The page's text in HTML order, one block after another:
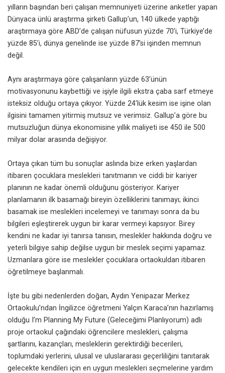
yılların başından beri çalışan memnuniyeti üzerine anketler yapan
Dünyaca ünlü araştırma şirketi Gallup’un, 140 ülkede yaptığı
araştırmaya göre ABD’de çalışan nüfusun yüzde 70’i, Türkiye’de
yüzde 85’i, dünya genelinde ise yüzde 87’si işinden memnun
değil.
Aynı araştırmaya göre çalışanların yüzde 63’ünün
motivasyonunu kaybettiği ve işiyle ilgili ekstra çaba sarf etmeye
isteksiz olduğu ortaya çıkıyor. Yüzde 24’lük kesim ise işine olan
ilgisini tamamen yitirmiş mutsuz ve verimsiz. Gallup’a göre bu
mutsuzluğun dünya ekonomisine yıllık maliyeti ise 450 ile 500
milyar dolar arasında değişiyor.
Ortaya çıkan tüm bu sonuçlar aslında bize erken yaşlardan
itibaren çocuklara meslekleri tanıtmanın ve ciddi bir kariyer
planının ne kadar önemli olduğunu gösteriyor. Kariyer
planlamanın ilk basamağı bireyin özelliklerini tanımayı; ikinci
basamak ise meslekleri incelemeyi ve tanımayı sonra da bu
bilgileri eşleştirerek uygun bir karar vermeyi kapsıyor. Birey
kendini ne kadar iyi tanırsa tanısın, meslekler hakkında doğru ve
yeterli bilgiye sahip değilse uygun bir meslek seçimi yapamaz.
Uzmanlara göre ise meslekler çocuklara ortaokuldan itibaren
öğretilmeye başlanmalı.
İşte bu gibi nedenlerden doğan, Aydın Yenipazar Merkez
Ortaokulu’ndan İngilizce öğretmeni Yalçın Karaca’nın hazırlamış
olduğu I’m Planning My Future (Geleceğimi Planlıyorum) adlı
proje ortaokul çağındaki öğrencilere meslekleri, çalışma
şartlarını, kazançları, mesleklerin gerektirdiği becerileri,
toplumdaki yerlerini, ulusal ve uluslararası geçerliliğini tanıtarak
gelecekte kendileri için en uygun meslekleri seçmelerine yardım